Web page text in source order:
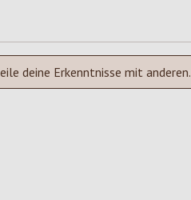
deine Erkenntnisse mit anderen.